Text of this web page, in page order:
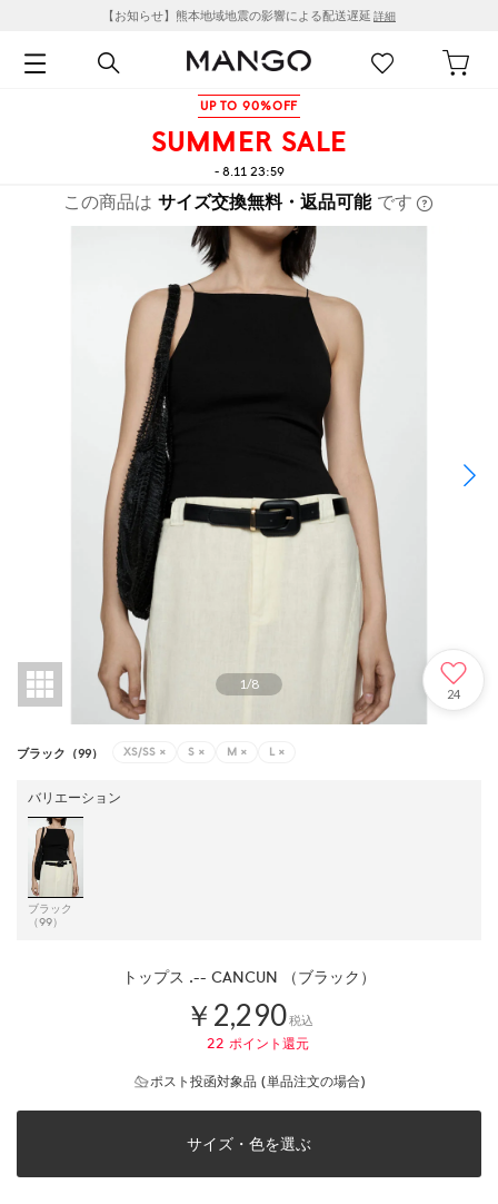
【お知らせ】熊本地域地震の影響による配送遅延 詳細
UP TO 90%OFF
SUMMER SALE
- 8.11 23:59
この商品は サイズ交換無料・返品可能 です
1/8
24
ブラック（99） XS/SS × S × M × L ×
バリエーション
ブラック
（99）
トップス .-- CANCUN （ブラック）
￥2,290税込
22 ポイント還元
ポスト投函対象品 (単品注文の場合)
サイズ・色を選ぶ